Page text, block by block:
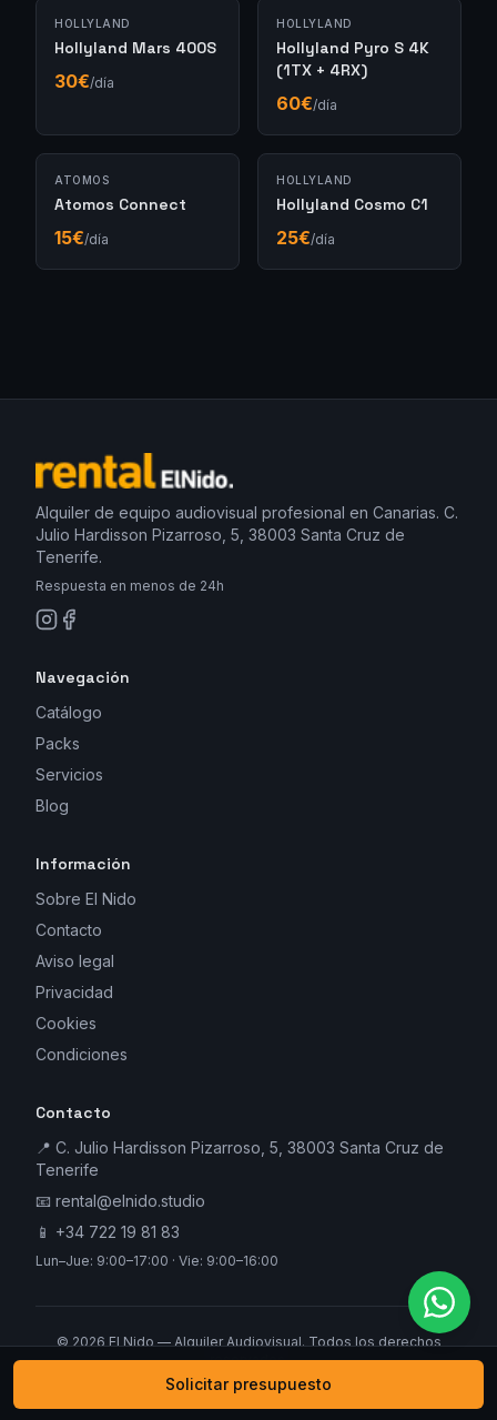
HOLLYLAND
Hollyland Mars 400S
30€/día
HOLLYLAND
Hollyland Pyro S 4K
(1TX + 4RX)
60€/día
ATOMOS
Atomos Connect
15€/día
HOLLYLAND
Hollyland Cosmo C1
25€/día
Alquiler de equipo audiovisual profesional en Canarias. C.
Julio Hardisson Pizarroso, 5, 38003 Santa Cruz de
Tenerife.
Respuesta en menos de 24h
Navegación
Catálogo
Packs
Servicios
Blog
Información
Sobre El Nido
Contacto
Aviso legal
Privacidad
Cookies
Condiciones
Contacto
📍 C. Julio Hardisson Pizarroso, 5, 38003 Santa Cruz de
Tenerife
📧 rental@elnido.studio
📱 +34 722 19 81 83
Lun–Jue: 9:00–17:00 · Vie: 9:00–16:00
© 2026 El Nido — Alquiler Audiovisual. Todos los derechos
reservados.
Solicitar presupuesto